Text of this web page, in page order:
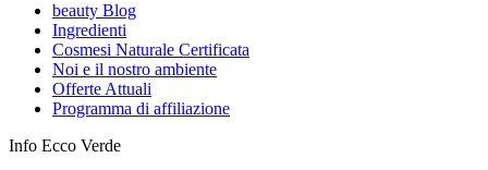
beauty Blog
Ingredienti
Cosmesi Naturale Certificata
Noi e il nostro ambiente
Offerte Attuali
Programma di affiliazione
Info Ecco Verde